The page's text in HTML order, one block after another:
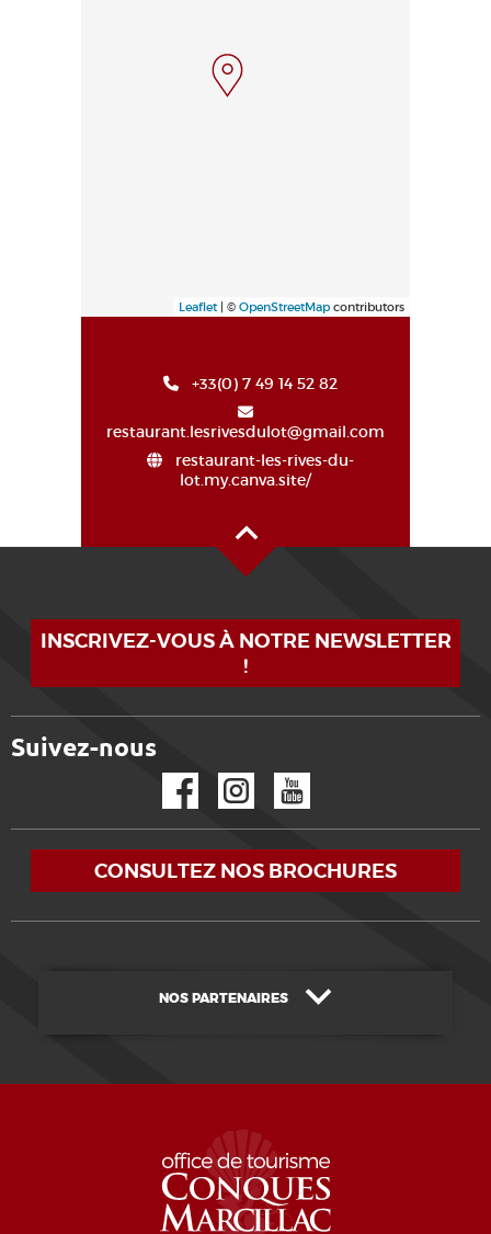
Leaflet| © OpenStreetMap contributors
+33(0) 7 49 14 52 82
restaurant.lesrivesdulot@gmail.com
restaurant-les-rives-du-
lot.my.canva.site/
INSCRIVEZ-VOUS À NOTRE NEWSLETTER
!
Suivez-nous
CONSULTEZ NOS BROCHURES
NOS PARTENAIRES